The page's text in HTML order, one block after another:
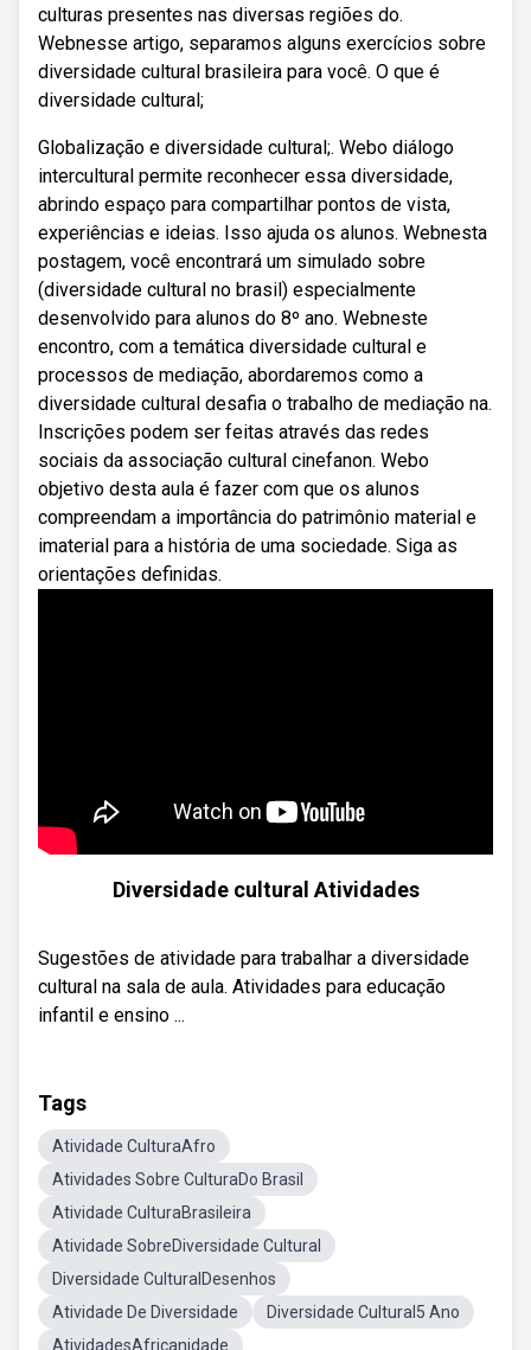
culturas presentes nas diversas regiões do.
Webnesse artigo, separamos alguns exercícios sobre
diversidade cultural brasileira para você. O que é
diversidade cultural;
Globalização e diversidade cultural;. Webo diálogo
intercultural permite reconhecer essa diversidade,
abrindo espaço para compartilhar pontos de vista,
experiências e ideias. Isso ajuda os alunos. Webnesta
postagem, você encontrará um simulado sobre
(diversidade cultural no brasil) especialmente
desenvolvido para alunos do 8º ano. Webneste
encontro, com a temática diversidade cultural e
processos de mediação, abordaremos como a
diversidade cultural desafia o trabalho de mediação na.
Inscrições podem ser feitas através das redes
sociais da associação cultural cinefanon. Webo
objetivo desta aula é fazer com que os alunos
compreendam a importância do patrimônio material e
imaterial para a história de uma sociedade. Siga as
orientações definidas.
Diversidade cultural Atividades
Sugestões de atividade para trabalhar a diversidade
cultural na sala de aula. Atividades para educação
infantil e ensino ...
Tags
Atividade CulturaAfro
Atividades Sobre CulturaDo Brasil
Atividade CulturaBrasileira
Atividade SobreDiversidade Cultural
Diversidade CulturalDesenhos
Atividade De Diversidade
Diversidade Cultural5 Ano
AtividadesAfricanidade